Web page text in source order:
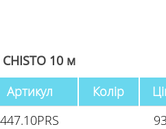
10 м
Артикул Колір
447.10PRS